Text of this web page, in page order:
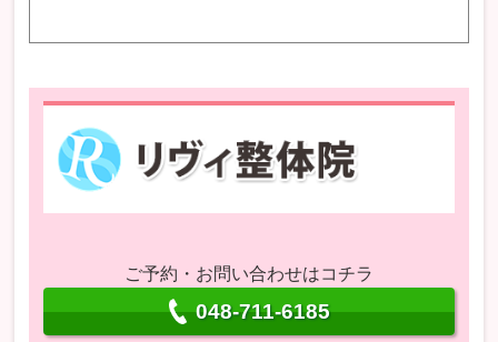
ご予約・お問い合わせはコチラ
048-711-6185